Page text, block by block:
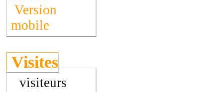
Version
mobile
Visites
visiteurs